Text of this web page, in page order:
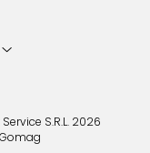
S.R.L. 2026